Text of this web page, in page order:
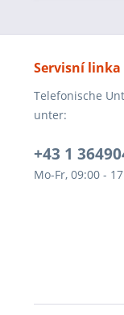
Servisní linka
Telefonische
unter:
+43 1
Mo-Fr, 09:00 -